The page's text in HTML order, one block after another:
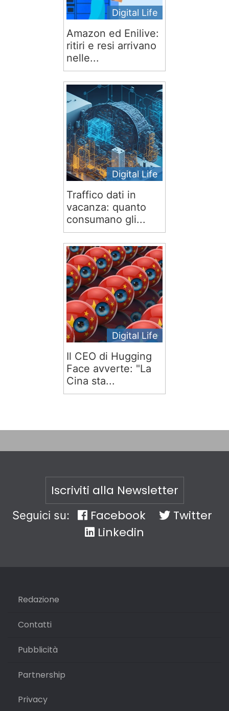
Digital Life
Amazon ed Enilive:
ritiri e resi arrivano
nelle...
Digital Life
Traffico dati in
vacanza: quanto
consumano gli...
Digital Life
Il CEO di Hugging
Face avverte: "La
Cina sta...
Iscriviti alla Newsletter
Seguici su: Facebook
Twitter
Linkedin
Redazione
Contatti
Pubblicità
Partnership
Privacy